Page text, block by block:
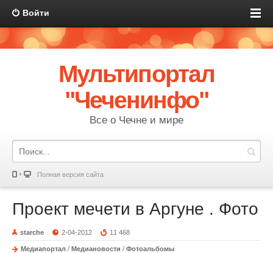
Войти
Мультипортал
"Чеченинфо"
Все о Чечне и мире
Полная версия сайта
Проект мечети в Аргуне . Фото
starche 2-04-2012 11 468
Медиапортал / Медиановости / Фотоальбомы